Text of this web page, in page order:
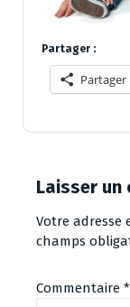
Partager :
Partager
Laisser un
Votre adresse
champs
Commentaire *